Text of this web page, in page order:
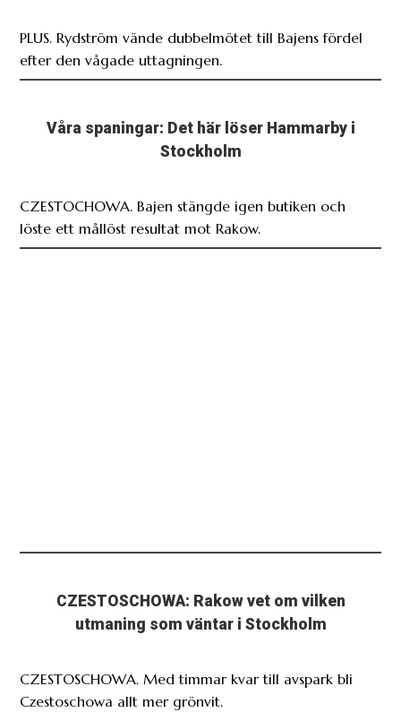
PLUS. Rydström vände dubbelmötet till Bajens fördel
efter den vågade uttagningen.
Våra spaningar: Det här löser Hammarby i
Stockholm
CZESTOCHOWA. Bajen stängde igen butiken och
löste ett mållöst resultat mot Rakow.
CZESTOSCHOWA: Rakow vet om vilken
utmaning som väntar i Stockholm
CZESTOSCHOWA. Med timmar kvar till avspark bli
Czestoschowa allt mer grönvit.